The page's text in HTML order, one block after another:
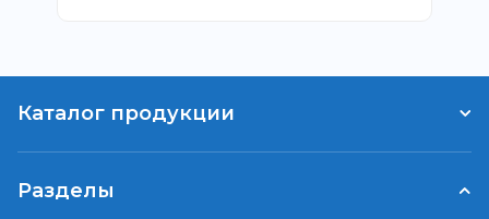
Каталог продукции
Разделы